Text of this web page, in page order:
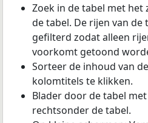
Zoek in de tabel met het
de tabel. De rijen van
gefilterd zodat alleen
voorkomt getoond
Sorteer de inhoud van
kolomtitels te klikken.
Blader door de tabel
rechtsonder de tabel.